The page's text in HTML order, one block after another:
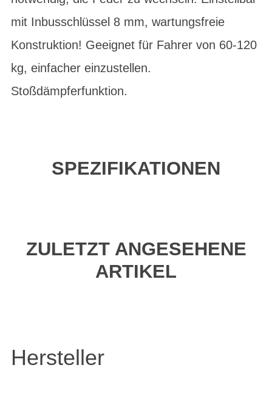
mit Inbusschlüssel 8 mm, wartungsfreie
Konstruktion! Geeignet für Fahrer von 60-120
kg, einfacher einzustellen.
Stoßdämpferfunktion.
SPEZIFIKATIONEN
ZULETZT ANGESEHENE
ARTIKEL
Hersteller